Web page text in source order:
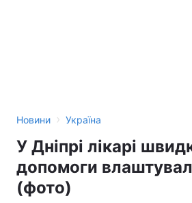
Новини › Україна
У Дніпрі лікарі
допомоги
(фото)